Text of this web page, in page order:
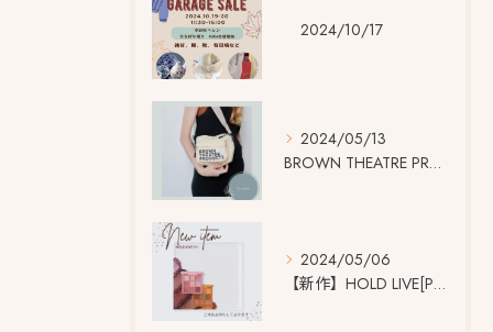
2024/10/17
2024/05/13
BROWN THEATRE PRODUCTSの 大きなネーム...
2024/05/06
【新作】HOLD LIVE[Pro] アイシャドウパレット